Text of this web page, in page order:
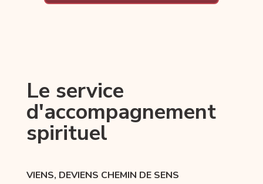
Le service
d'accompagnement
spirituel
VIENS, DEVIENS CHEMIN DE SENS